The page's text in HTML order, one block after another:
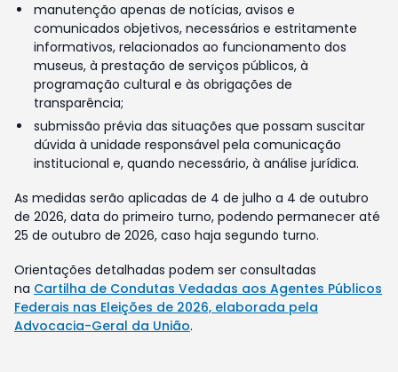
manutenção apenas de notícias, avisos e
comunicados objetivos, necessários e estritamente
informativos, relacionados ao funcionamento dos
museus, à prestação de serviços públicos, à
programação cultural e às obrigações de
transparência;
submissão prévia das situações que possam suscitar
dúvida à unidade responsável pela comunicação
institucional e, quando necessário, à análise jurídica.
As medidas serão aplicadas de 4 de julho a 4 de outubro
de 2026, data do primeiro turno, podendo permanecer até
25 de outubro de 2026, caso haja segundo turno.
Orientações detalhadas podem ser consultadas
na Cartilha de Condutas Vedadas aos Agentes Públicos
Federais nas Eleições de 2026, elaborada pela
Advocacia-Geral da União.